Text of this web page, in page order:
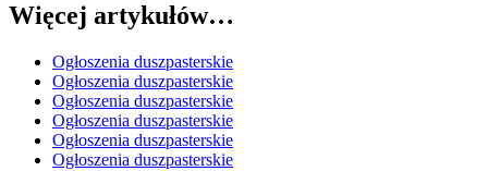
Więcej artykułów…
Ogłoszenia duszpasterskie
Ogłoszenia duszpasterskie
Ogłoszenia duszpasterskie
Ogłoszenia duszpasterskie
Ogłoszenia duszpasterskie
Ogłoszenia duszpasterskie